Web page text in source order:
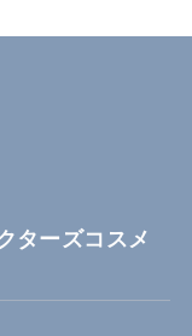
ターズコスメ